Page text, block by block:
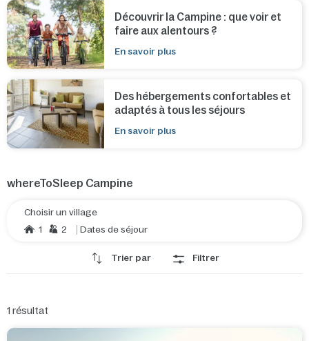
Découvrir la Campine : que voir et
faire aux alentours ?
En savoir plus
Des hébergements confortables et
adaptés à tous les séjours
En savoir plus
whereToSleep Campine
Choisir un village
1
2 Dates de séjour
Trier par Filtrer
1 résultat